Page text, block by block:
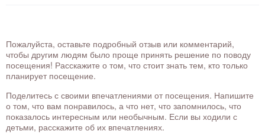
Пожалуйста, оставьте подробный отзыв или комментарий,
чтобы другим людям было проще принять решение по поводу
посещения! Расскажите о том, что стоит знать тем, кто только
планирует посещение.
Поделитесь с своими впечатлениями от посещения. Напишите
о том, что вам понравилось, а что нет, что запомнилось, что
показалось интересным или необычным. Если вы ходили с
детьми, расскажите об их впечатлениях.